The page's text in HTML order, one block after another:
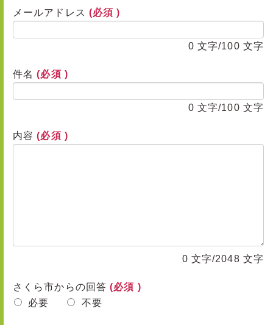
メールアドレス (必須 )
0 文字/100 文字
件名(必須 )
0 文字/100 文字
内容(必須 )
0 文字/2048 文字
さくら市からの回答(必須 )
必要
不要